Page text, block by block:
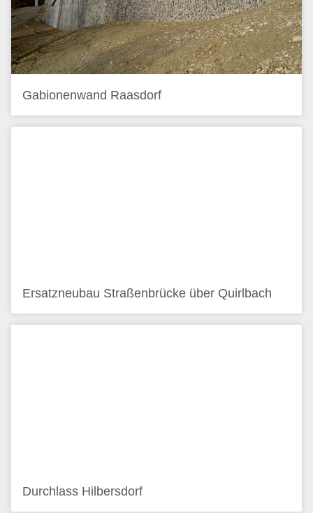
Gabionenwand Raasdorf
Ersatzneubau Straßenbrücke über Quirlbach
Durchlass Hilbersdorf